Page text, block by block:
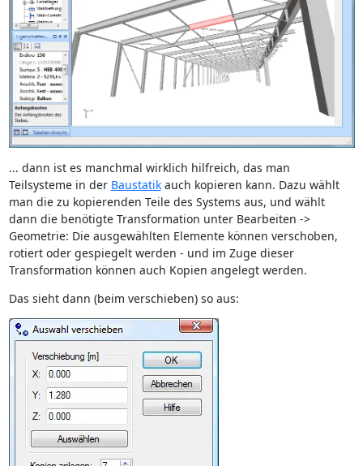
... dann ist es manchmal wirklich hilfreich, das man
Teilsysteme in der Baustatikauch kopieren kann. Dazu wählt
man die zu kopierenden Teile des Systems aus, und wählt
dann die benötigte Transformation unter Bearbeiten ->
Geometrie: Die ausgewählten Elemente können verschoben,
rotiert oder gespiegelt werden - und im Zuge dieser
Transformation können auch Kopien angelegt werden.
Das sieht dann (beim verschieben) so aus: